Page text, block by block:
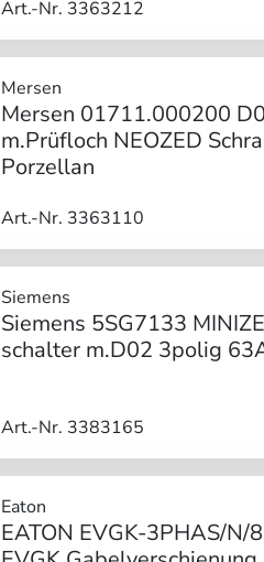
Art.-Nr. 3363212
Mersen
Mersen 01711.000200
m.Prüfloch NEOZED
Porzellan
Art.-Nr. 3363110
Siemens
Siemens 5SG7133
schalter m.D02 3polig
Art.-Nr. 3383165
Eaton
EATON EVGK-3PHAS/N/